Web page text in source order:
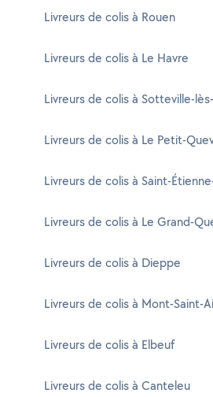
Livreurs de colis à Rouen
Livreurs de colis à Le Havre
Livreurs de colis à Sotteville-
Livreurs de colis à Le Petit-
Livreurs de colis à Saint-
Livreurs de colis à Le Grand-
Livreurs de colis à Dieppe
Livreurs de colis à Mont-Saint-
Livreurs de colis à Elbeuf
Livreurs de colis à Canteleu